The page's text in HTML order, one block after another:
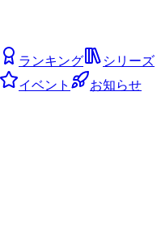
ランキング
シリーズ
イベント
お知らせ